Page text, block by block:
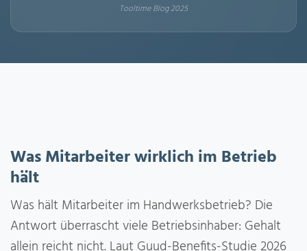
Tooltime Blog 2025
Was Mitarbeiter wirklich im Betrieb
hält
Was hält Mitarbeiter im Handwerksbetrieb? Die
Antwort überrascht viele Betriebsinhaber: Gehalt